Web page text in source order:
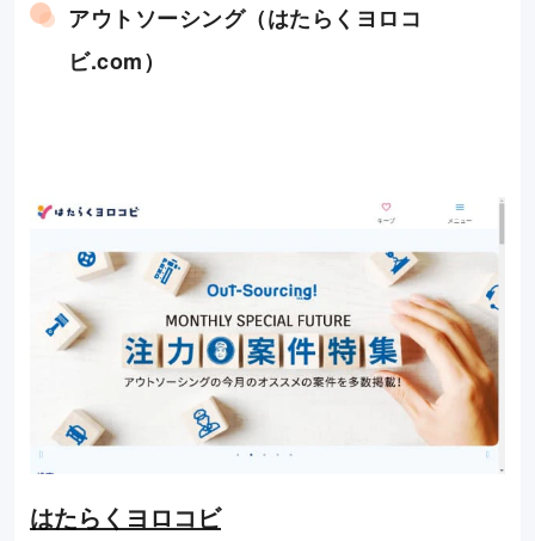
アウトソーシング（はたらくヨロコ
ビ.com）
はたらくヨロコビ